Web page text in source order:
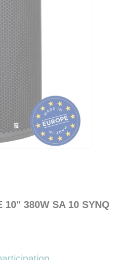
10" 380W SA 10 SYNQ